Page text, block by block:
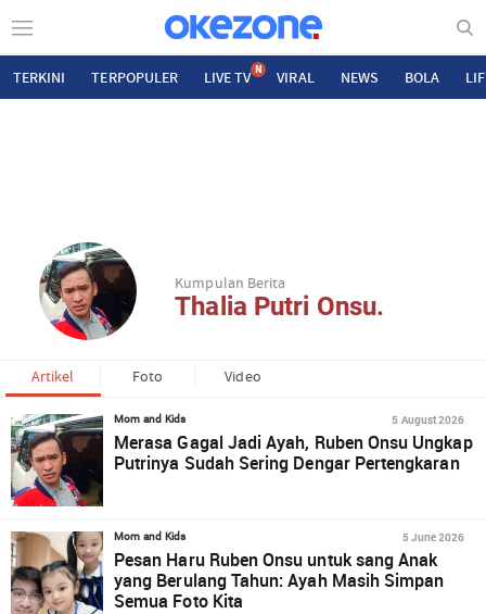
TERKINI TERPOPULER LIVE TV N VIRAL NEWS BOLA
Kumpulan Berita
Thalia Putri Onsu.
Artikel Foto Video
Mom and Kids 5 August 2026
Merasa Gagal Jadi Ayah, Ruben Onsu Ungkap
Putrinya Sudah Sering Dengar Pertengkaran
Mom and Kids 5 June 2026
Pesan Haru Ruben Onsu untuk sang Anak
yang Berulang Tahun: Ayah Masih Simpan
Semua Foto Kita